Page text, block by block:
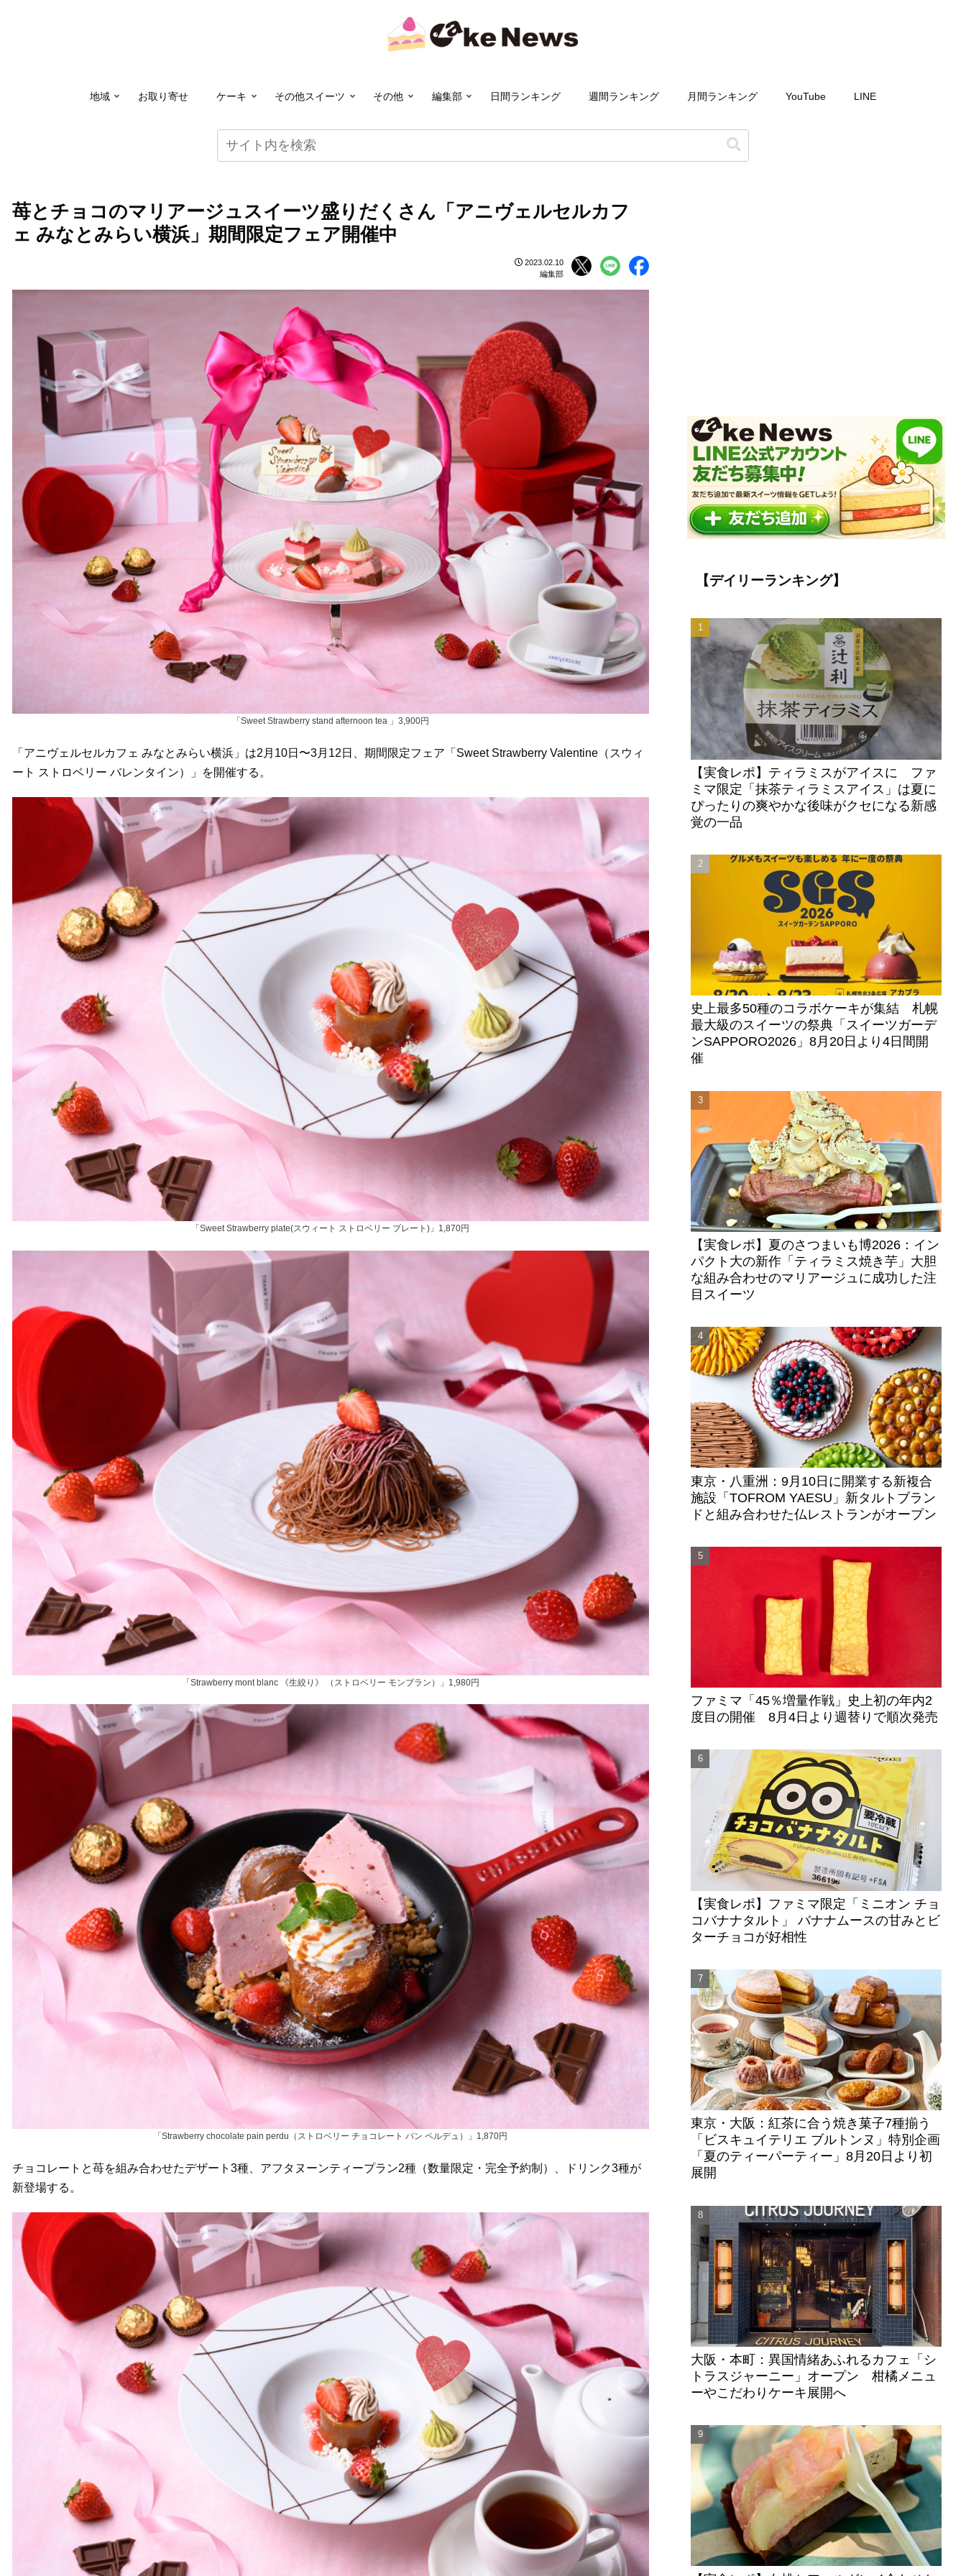
地域 お取り寄せ ケーキ その他スイーツ その他 編集部 日間ランキング 週間ランキング 月間ランキング YouTube LINE
苺とチョコのマリアージュスイーツ盛りだくさん「アニヴェルセルカフ
ェ みなとみらい横浜」期間限定フェア開催中
2023.02.10
編集部
「Sweet Strawberry stand afternoon tea 」3,900円
「アニヴェルセルカフェ みなとみらい横浜」は2月10日〜3月12日、期間限定フェア「Sweet Strawberry Valentine（スウィ
ート ストロベリー バレンタイン）」を開催する。
「Sweet Strawberry plate(スウィート ストロベリー プレート)」1,870円
「Strawberry mont blanc 《生絞り》 （ストロベリー モンブラン）」1,980円
「Strawberry chocolate pain perdu（ストロベリー チョコレート パン ペルデュ）」1,870円
チョコレートと苺を組み合わせたデザート3種、アフタヌーンティープラン2種（数量限定・完全予約制）、ドリンク3種が
新登場する。
【デイリーランキング】
【実食レポ】ティラミスがアイスに ファ
ミマ限定「抹茶ティラミスアイス」は夏に
ぴったりの爽やかな後味がクセになる新感
覚の一品
史上最多50種のコラボケーキが集結 札幌
最大級のスイーツの祭典「スイーツガーデ
ンSAPPORO2026」8月20日より4日間開
催
【実食レポ】夏のさつまいも博2026：イン
パクト大の新作「ティラミス焼き芋」大胆
な組み合わせのマリアージュに成功した注
目スイーツ
東京・八重洲：9月10日に開業する新複合
施設「TOFROM YAESU」新タルトブラン
ドと組み合わせた仏レストランがオープン
ファミマ「45％増量作戦」史上初の年内2
度目の開催 8月4日より週替りで順次発売
【実食レポ】ファミマ限定「ミニオン チョ
コバナナタルト」 バナナムースの甘みとビ
ターチョコが好相性
東京・大阪：紅茶に合う焼き菓子7種揃う
「ビスキュイテリエ ブルトンヌ」特別企画
「夏のティーパーティー」8月20日より初
展開
大阪・本町：異国情緒あふれるカフェ「シ
トラスジャーニー」オープン 柑橘メニュ
ーやこだわりケーキ展開へ